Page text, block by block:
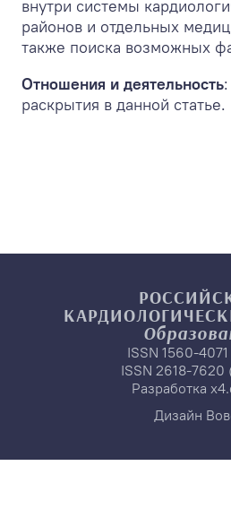
внутри системы
районов и отдельных
также поиска возможных
Отношения и деятельность
раскрытия в данной статье.
ISSN 1560-
ISSN 2618-7620
Разработка
Дизайн